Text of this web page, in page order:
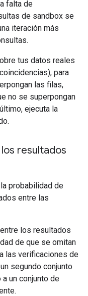
falta de
de sandbox se
iteración más
tus datos reales
para
las filas,
no se superpongan
ejecuta la
resultados
probabilidad de
entre las
los resultados
de que se omitan
las verificaciones de
segundo conjunto
un conjunto de